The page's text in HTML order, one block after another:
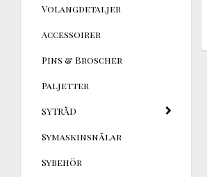
Volangdetaljer
Accessoirer
Pins & Broscher
Paljetter
SYTRÅD
Symaskinsnålar
Sybehör